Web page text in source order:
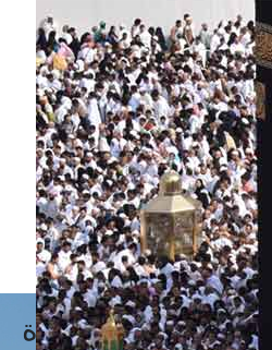
استعلام عن فتوى
حجز موعد
الفتوى الهاتفية
مَواقِيتُ الصَّـــلاة